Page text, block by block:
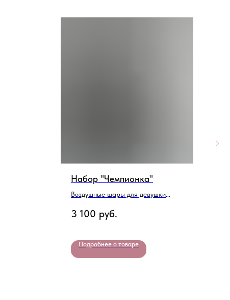
Набор "Чемпионка"
Воздушные шары для девушки
3 100 руб.
Подробнее о товаре